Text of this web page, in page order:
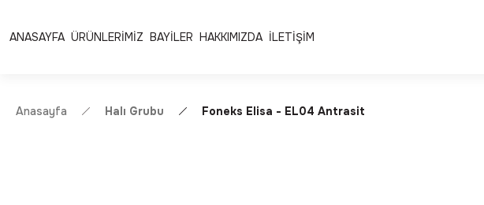
ANASAYFA ÜRÜNLERİMİZ BAYİLER HAKKIMIZDA İLETİŞİM
Anasayfa Halı Grubu Foneks Elisa - EL04 Antrasit